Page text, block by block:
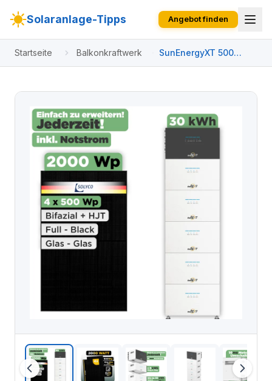
Solaranlage-Tipps Angebot finden
Startseite Balkonkraftwerk
SunEnergyXT 500
Modulset 2000 Wp
W) / 30 kWh / Solyco